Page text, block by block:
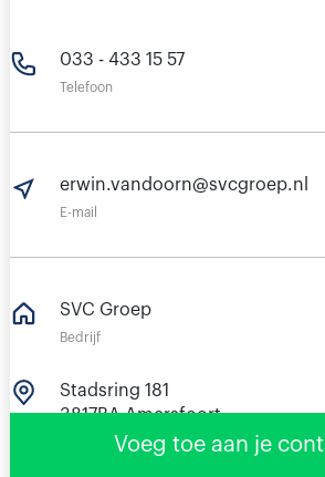
033 - 433 15 57
Telefoon
erwin.vandoorn@svcgroep.nl
E-mail
SVC Groep
Bedrijf
Stadsring 181
3817BA Amersfoort
NederlandVoeg toe aan je